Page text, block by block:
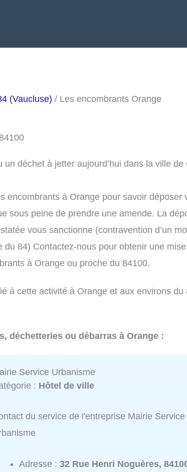
(Vaucluse) / Les encombrants Orange
déchet à jetter aujourd’hui dans la ville de
encombrants à Orange pour savoir déposer
sous peine de prendre une amende. La
vous sanctionne (contravention d’un
du 84) Contactez-nous pour obtenir une
à Orange ou proche du 84100.
à cette activité à Orange et aux environs du
déchetteries ou débarras à Orange :
Service Urbanisme
: Hôtel de ville
du service de l'entreprise Mairie Service
Adresse :32 Rue Henri Noguères,